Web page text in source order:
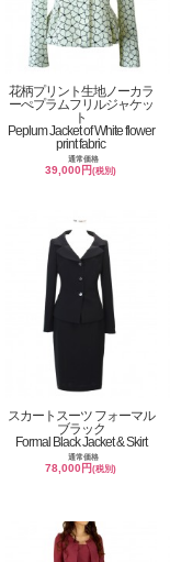
花柄プリント生地ノーカラ
ーぺプラムフリルジャケッ
ト
Peplum Jacket of White flower
print fabric
通常価格
39,000円(税別)
スカートスーツ フォーマル
ブラック
Formal Black Jacket & Skirt
通常価格
78,000円(税別)